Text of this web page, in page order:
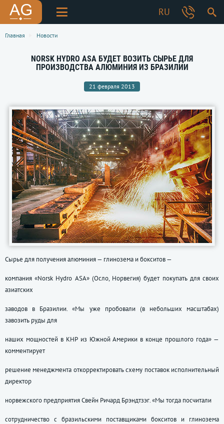
RU
Главная Новости
NORSK HYDRO ASA БУДЕТ ВОЗИТЬ СЫРЬЕ ДЛЯ
ПРОИЗВОДСТВА АЛЮМИНИЯ ИЗ БРАЗИЛИИ
21 февраля 2013
Сырье для получения алюминия — глинозема и бокситов —
компания «Norsk Hydro ASA» (Осло, Норвегия) будет покупать для своих
азиатских
заводов в Бразилии. «Мы уже пробовали (в небольших масштабах)
завозить руды для
наших мощностей в КНР из Южной Америки в конце прошлого года» —
комментирует
решение менеджмента откорректировать схему поставок исполнительный
директор
норвежского предприятия Свейн Ричард Брэндтзэг. «Мы тогда посчитали
сотрудничество с бразильскими поставщиками бокситов и глинозема